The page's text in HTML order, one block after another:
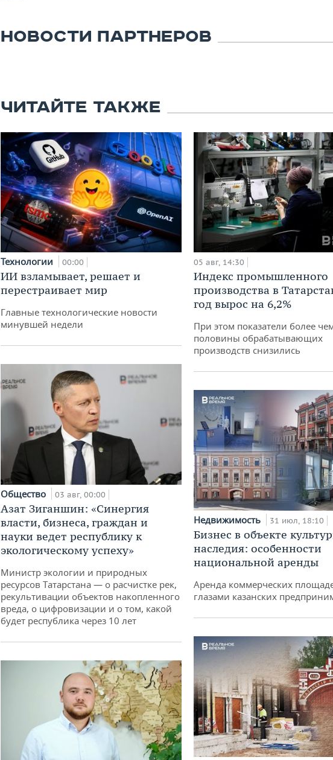
НОВОСТИ ПАРТНЕРОВ
ЧИТАЙТЕ ТАКЖЕ
Технологии 00:00
ИИ взламывает, решает и
перестраивает мир
Главные технологические новости
минувшей недели
Общество 03 авг, 00:00
Азат Зиганшин: «Синергия
власти, бизнеса, граждан и
науки ведет республику к
экологическому успеху»
Министр экологии и природных
ресурсов Татарстана — о расчистке рек,
рекультивации объектов накопленного
вреда, о цифровизации и о том, какой
будет республика через 10 лет
05 авг, 14:30
Индекс промышленного
производства в
год вырос на 6,2%
При этом показатели более
половины обрабатывающих
производств снизились
Недвижимость 31 июл, 18:10
Бизнес в объекте
наследия: особенности
национальной аренды
Аренда коммерческих
глазами казанских